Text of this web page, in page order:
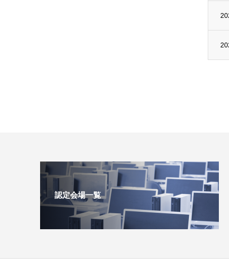
認定会場一覧